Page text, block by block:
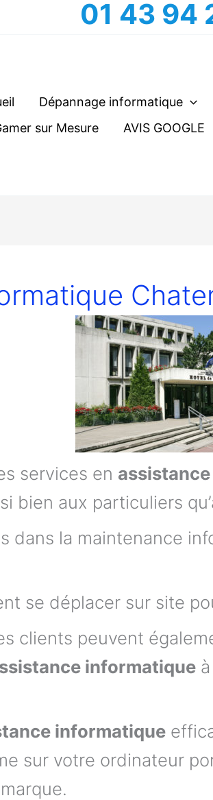
01 43 94
Dépannage informatique
sur Mesure
AVIS GOOGLE
services en
bien aux particuliers
dans la maintenance
se déplacer sur site
clients peuvent
informatique
informatique
sur votre ordinateur